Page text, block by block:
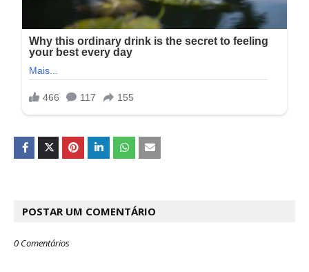
POSTAR UM COMENTÁRIO
0 Comentários